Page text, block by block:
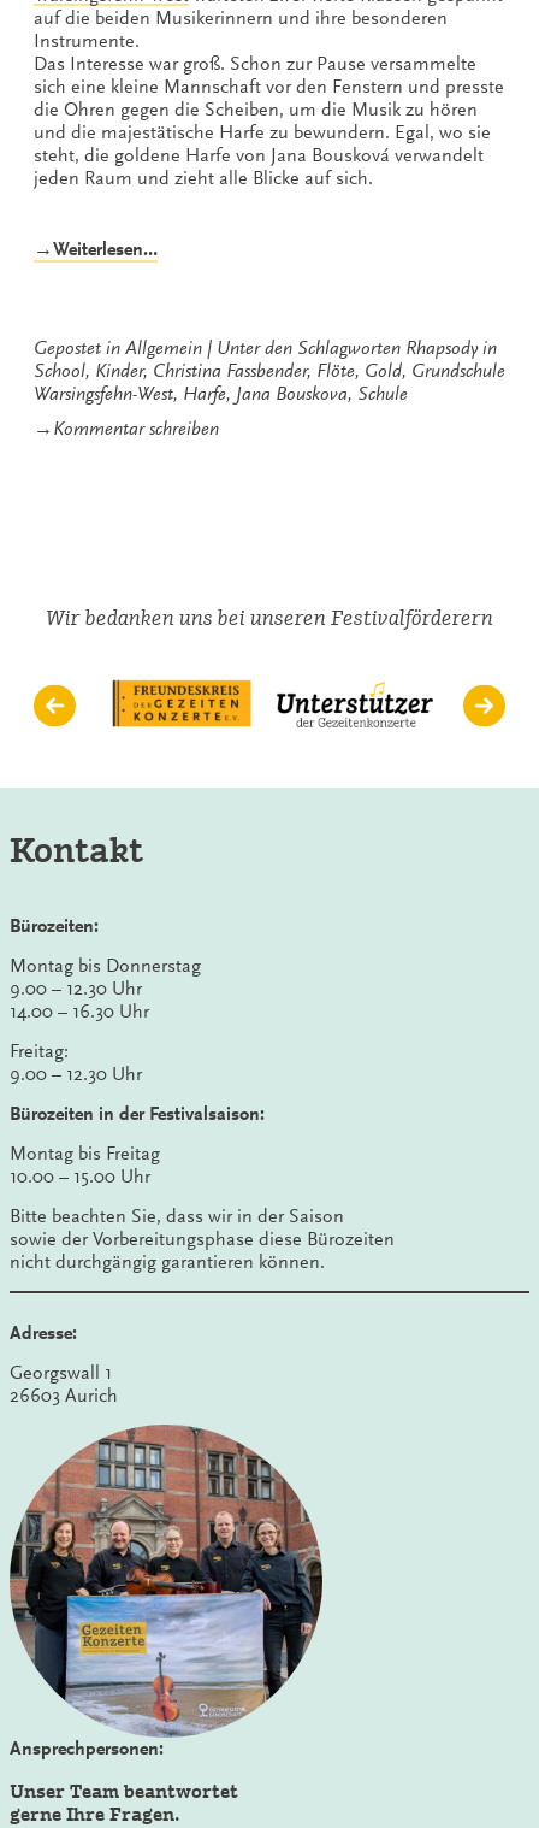
auf die beiden Musikerinnern und ihre besonderen
Instrumente.
Das Interesse war groß. Schon zur Pause versammelte
sich eine kleine Mannschaft vor den Fenstern und presste
die Ohren gegen die Scheiben, um die Musik zu hören
und die majestätische Harfe zu bewundern. Egal, wo sie
steht, die goldene Harfe von Jana Bousková verwandelt
jeden Raum und zieht alle Blicke auf sich.
→Weiterlesen…„Goldene
Gepostet in Allgemein Unter den Schlagworten Rhapsody in
School, Kinder, Christina Fassbender, Flöte, Gold, Grundschule
Warsingsfehn-West, Harfe, Jana Bouskova, Schule
→ Kommentar schreibenzu
Wir bedanken uns bei unseren Festivalförderern
Kontakt
Bürozeiten:
Montag bis Donnerstag
9.00 – 12.30 Uhr
14.00 – 16.30 Uhr
Freitag:
9.00 – 12.30 Uhr
Bürozeiten in der Festivalsaison:
Montag bis Freitag
10.00 – 15.00 Uhr
Bitte beachten Sie, dass wir in der Saison
sowie der Vorbereitungsphase diese Bürozeiten
nicht durchgängig garantieren können.
Adresse:
Georgswall 1
26603 Aurich
Ansprechpersonen:
Unser Team beantwortet
gerne Ihre Fragen.